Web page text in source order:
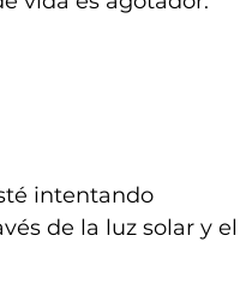
intentando
de la luz solar y el